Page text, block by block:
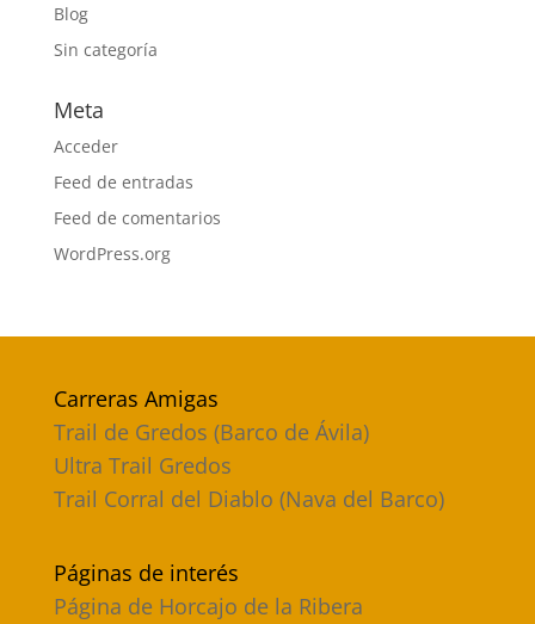
Blog
Sin categoría
Meta
Acceder
Feed de entradas
Feed de comentarios
WordPress.org
Carreras Amigas
Trail de Gredos (Barco de Ávila)
Ultra Trail Gredos
Trail Corral del Diablo (Nava del Barco)
Páginas de interés
Página de Horcajo de la Ribera